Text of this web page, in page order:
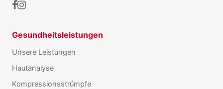
Gesundheitsleistungen
Unsere Leistungen
Hautanalyse
Kompressionsstrümpfe